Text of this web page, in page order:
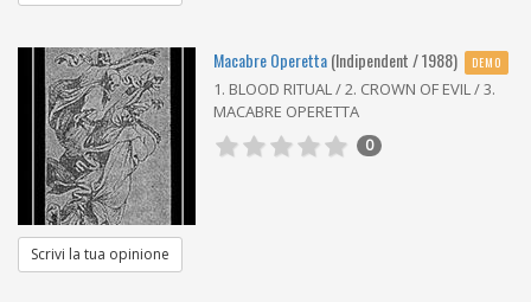
Macabre Operetta(Indipendent / 1988) DEMO
1. BLOOD RITUAL / 2. CROWN OF EVIL / 3.
MACABRE OPERETTA
0
Scrivi la tua opinione